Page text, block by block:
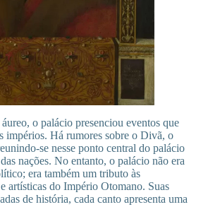
o palácio presenciou eventos que
impérios. Há rumores sobre o Divã, o
se nesse ponto central do palácio
nações. No entanto, o palácio não era
era também um tributo às
artísticas do Império Otomano. Suas
de história, cada canto apresenta uma